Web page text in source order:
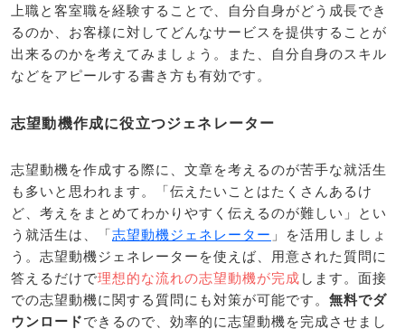
上職と客室職を経験することで、自分自身がどう成長でき
るのか、お客様に対してどんなサービスを提供することが
出来るのかを考えてみましょう。また、自分自身のスキル
などをアピールする書き方も有効です。
志望動機作成に役立つジェネレーター
志望動機を作成する際に、文章を考えるのが苦手な就活生
も多いと思われます。「伝えたいことはたくさんあるけ
ど、考えをまとめてわかりやすく伝えるのが難しい」とい
う就活生は、「志望動機ジェネレーター 」を活用しましょ
う。志望動機ジェネレーターを使えば、用意された質問に
答えるだけで理想的な流れの志望動機が完成 します。面接
での志望動機に関する質問にも対策が可能です。 無料でダ
ウンロードできるので、効率的に志望動機を完成させまし